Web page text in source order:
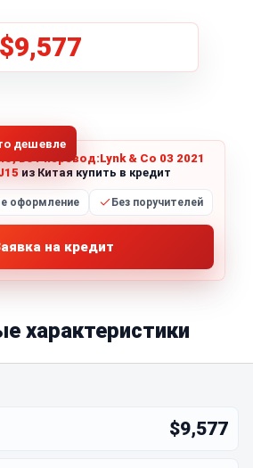
$9,577
дешевле
вот перевод:Lynk & Co 03 2021
из Китая купить в кредит
оформление Без поручителей
на кредит
характеристики
$9,577